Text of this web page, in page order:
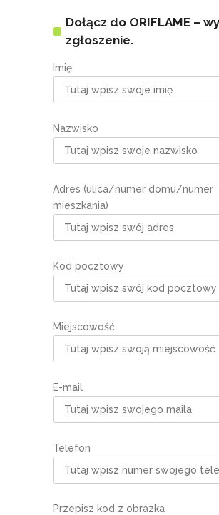
Dołącz do ORIFLAME –
zgłoszenie.
Imię
Nazwisko
Adres (ulica/numer domu/numer
mieszkania)
Kod pocztowy
Miejscowość
E-mail
Telefon
Przepisz kod z obrazka